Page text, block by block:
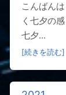
こんばん
く七夕の
七夕...
[続きを読む]